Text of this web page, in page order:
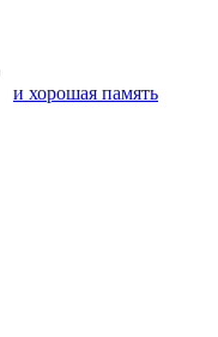
и хорошая память